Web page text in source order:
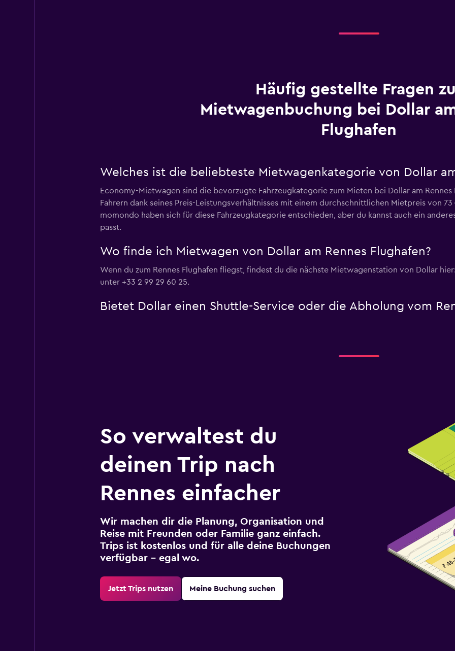
Häufig gestellte Fragen
Mietwagenbuchung bei Dollar
Flughafen
Welches ist die beliebteste Mietwagenkategorie von Dollar
Economy-Mietwagen sind die bevorzugte Fahrzeugkategorie zum Mieten bei Dollar am
Fahrern dank seines Preis-Leistungsverhältnisses mit einem durchschnittlichen Mietpreis von
momondo haben sich für diese Fahrzeugkategorie entschieden, aber du kannst auch ein
passt.
Wo finde ich Mietwagen von Dollar am Rennes Flughafen?
Wenn du zum Rennes Flughafen fliegst, findest du die nächste Mietwagenstation von Dollar
unter +33 2 99 29 60 25.
Bietet Dollar einen Shuttle-Service oder die Abholung vom
So verwaltest du
deinen Trip nach
Rennes einfacher
Wir machen dir die Planung, Organisation und
Reise mit Freunden oder Familie ganz einfach.
Trips ist kostenlos und für alle deine Buchungen
verfügbar – egal wo.
Jetzt Trips nutzen Meine Buchung suchen